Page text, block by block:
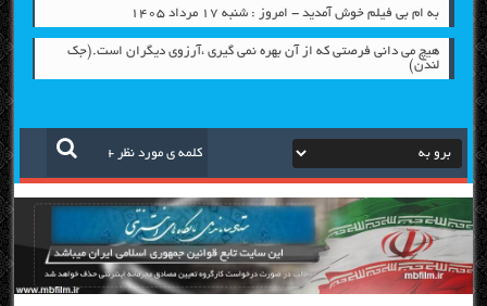
به ام بی فیلم خوش آمدید - امروز : شنبه ۱۷ مرداد ۱۴۰۵
هیچ می دانی فرصتی که از آن بهره نمی گیری ،آرزوی دیگران است.(جک
لندن)